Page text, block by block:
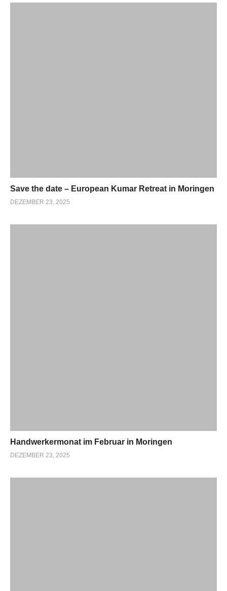
Save the date – European Kumar Retreat in Moringen
DEZEMBER 23, 2025
Handwerkermonat im Februar in Moringen
DEZEMBER 23, 2025